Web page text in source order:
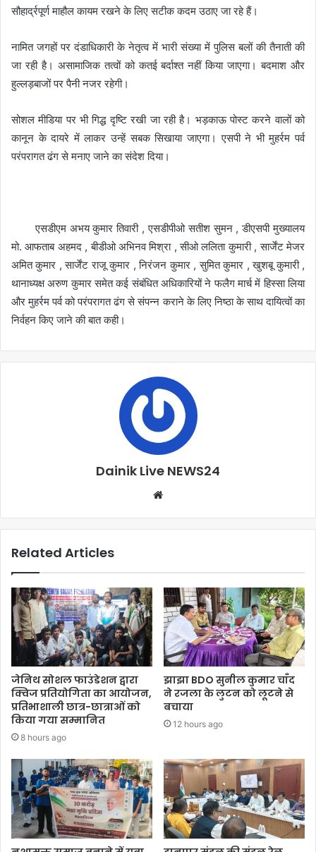
सौहार्द्रपूर्ण माहौल कायम रखने के लिए सटीक कदम उठाए जा रहे हैं।
नामित जगहों पर दंडाधिकारी के नेतृत्व में भारी संख्या में पुलिस बलों की तैनाती की
जा रही है। असामाजिक तत्वों को कतई बर्दाश्त नहीं किया जाएगा। बदमाश और
हुल्लड़बाजों पर पैनी नजर रहेगी।
सोशल मीडिया पर भी गिद्ध दृष्टि रखी जा रही है। भड़काऊ पोस्ट करने वालों को
कानून के दायरे में लाकर उन्हें सबक सिखाया जाएगा। एसपी ने भी मुहर्रम पर्व
परंपरागत ढंग से मनाए जाने का संदेश दिया।
एसडीएम अभय कुमार तिवारी , एसडीपीओ सतीश सुमन , डीएसपी मुख्यालय
मो. आफताब अहमद , बीडीओ अभिनव मिश्रा , सीओ ललिता कुमारी , सार्जेंट मेजर
अमित कुमार , सार्जेंट राजू कुमार , निरंजन कुमार , सुमित कुमार , खुशबू कुमारी ,
थानाध्यक्ष अरुण कुमार समेत कई संबंधित अधिकारियों ने फलैग मार्च में हिस्सा लिया
और मुहर्रम पर्व को परंपरागत ढंग से संपन्न कराने के लिए निष्ठा के साथ दायित्वों का
निर्वहन किए जाने की बात कही।
Dainik Live NEWS24
Related Articles
जेनिथ सोशल फाउंडेशन द्वारा
क्विज प्रतियोगिता का आयोजन,
प्रतिभाशाली छात्र-छात्राओं को
किया गया सम्मानित
8 hours ago
झाझा BDO सुनील कुमार चाँद
ने रजला के लुटन को लूटने से
बचाया
12 hours ago